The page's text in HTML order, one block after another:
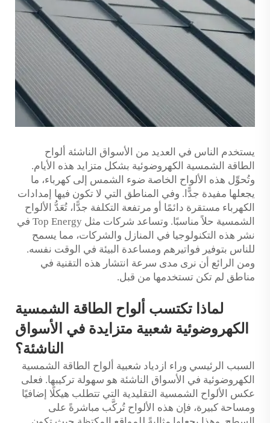
يستخدم الناس في العديد من الأسواق الناشئة ألواح
الطاقة الشمسية الكهروضوئية بشكل متزايد هذه الأيام.
وتُحوِّل هذه الألواح الخاصة ضوء الشمس إلى كهرباء، ما
يجعلها مفيدة جدًّا. وفي المناطق التي لا تكون فيها إمدادات
الكهرباء مستقرة دائمًا أو مرتفعة التكلفة جدًّا، تُعَدُّ الألواح
الشمسية حلاً مناسبًا. وتساعد شركات مثل Top Energy في
نشر هذه التكنولوجيا في المنازل والشركات، مما يسمح
للناس بتوفير فواتيرهم ومساعدة البيئة في الوقت نفسه.
ومن الرائع أن نرى مدى سرعة انتشار هذه التقنية في
مناطق لم تكن تستخدمها من قبل.
لماذا تكتسب ألواح الطاقة الشمسية
الكهروضوئية شعبية متزايدة في الأسواق
الناشئة؟
السبب الرئيسي وراء ازدياد شعبية ألواح الطاقة الشمسية
الكهروضوئية في الأسواق الناشئة هو سهولة تركيبها. فعلى
عكس الألواح الشمسية التقليدية التي تتطلب هيكلًا إضافيًا
ومساحة كبيرة، فإن هذه الألواح تُركَّب مباشرةً على